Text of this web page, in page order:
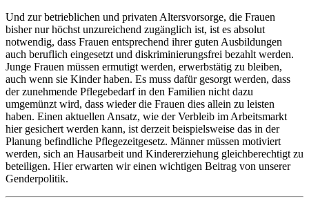
Und zur betrieblichen und privaten Altersvorsorge, die Frauen
bisher nur höchst unzureichend zugänglich ist, ist es absolut
notwendig, dass Frauen entsprechend ihrer guten Ausbildungen
auch beruflich eingesetzt und diskriminierungsfrei bezahlt werden.
Junge Frauen müssen ermutigt werden, erwerbstätig zu bleiben,
auch wenn sie Kinder haben. Es muss dafür gesorgt werden, dass
der zunehmende Pflegebedarf in den Familien nicht dazu
umgemünzt wird, dass wieder die Frauen dies allein zu leisten
haben. Einen aktuellen Ansatz, wie der Verbleib im Arbeitsmarkt
hier gesichert werden kann, ist derzeit beispielsweise das in der
Planung befindliche Pflegezeitgesetz. Männer müssen motiviert
werden, sich an Hausarbeit und Kindererziehung gleichberechtigt zu
beteiligen. Hier erwarten wir einen wichtigen Beitrag von unserer
Genderpolitik.